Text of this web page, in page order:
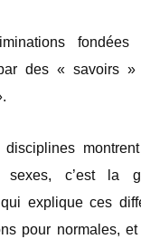
fondées
des « savoirs
disciplines
sexes, c’est la
explique ces
pour normales,